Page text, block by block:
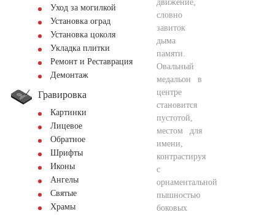
Уход за могилкой
Установка оград
Установка цоколя
Укладка плитки
Ремонт и Реставрация
Демонтаж
Гравировка
Картинки
Лицевое
Обратное
Шрифты
Иконы
Ангелы
Святые
Храмы
движение,
словно
завиток
дыма
памяти.
Овальный
медальон в
центре
становится
пустотой,
местом для
имени,
контрастируя
с
орнаментальной
пышностью
боковых